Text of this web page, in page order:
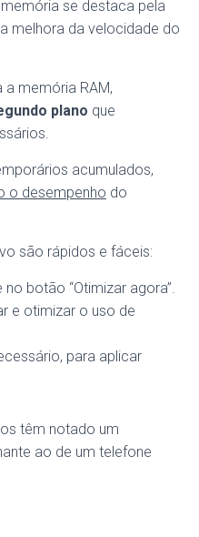
se destaca pela
melhora da velocidade do
a memória RAM,
plano que
acumulados,
o desempenho do
são rápidos e fáceis:
botão “Otimizar agora”.
e otimizar o uso de
para aplicar
têm notado um
ao de um telefone